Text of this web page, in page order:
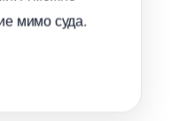
мимо суда.